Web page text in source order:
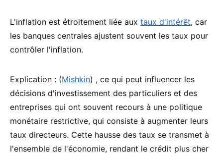
L'inflation est étroitement liée aux taux d'intérêt, car
les banques centrales ajustent souvent les taux pour
contrôler l'inflation.
Explication : (Mishkin) , ce qui peut influencer les
décisions d'investissement des particuliers et des
entreprises qui ont souvent recours à une politique
monétaire restrictive, qui consiste à augmenter leurs
taux directeurs. Cette hausse des taux se transmet à
l'ensemble de l'économie, rendant le crédit plus cher